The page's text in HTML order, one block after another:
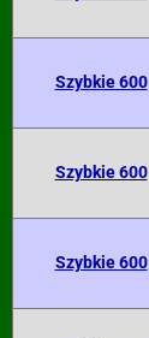
Szybkie 600
Szybkie 600
Szybkie 600